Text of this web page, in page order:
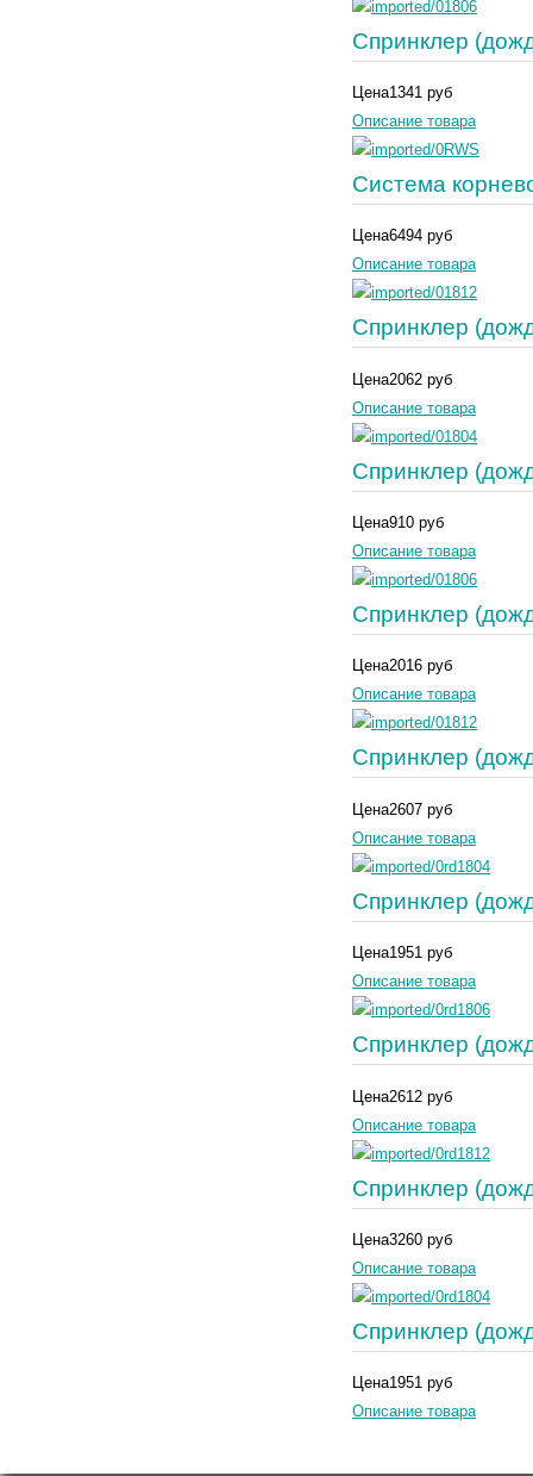
Спринклер
Цена1341 руб
Описание товара
Система
Цена6494 руб
Описание товара
Спринклер
Цена2062 руб
Описание товара
Спринклер
Цена910 руб
Описание товара
Спринклер
Цена2016 руб
Описание товара
Спринклер
Цена2607 руб
Описание товара
Спринклер
Цена1951 руб
Описание товара
Спринклер
Цена2612 руб
Описание товара
Спринклер
Цена3260 руб
Описание товара
Спринклер
Цена1951 руб
Описание товара